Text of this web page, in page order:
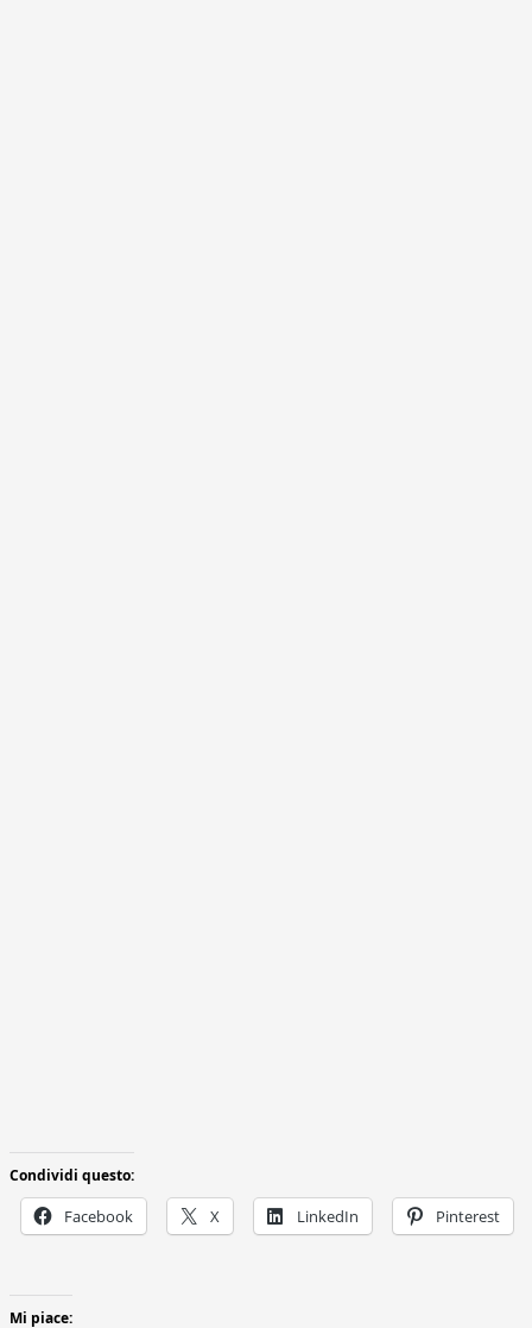
Condividi questo:
Facebook X LinkedIn Pinterest
Mi piace: